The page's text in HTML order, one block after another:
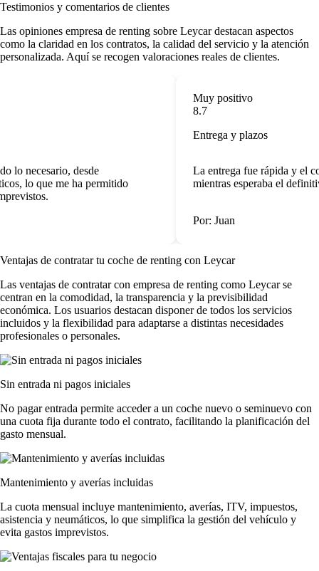
Testimonios y comentarios de clientes
Las opiniones empresa de renting sobre Leycar destacan aspectos
como la claridad en los contratos, la calidad del servicio y la atención
personalizada. Aquí se recogen valoraciones reales de clientes.
lo necesario, desde
lo que me ha permitido
Muy positivo
8.7
Entrega y plazos
La entrega fue rápida y el
mientras esperaba el
Por: Juan
Ventajas de contratar tu coche de renting con Leycar
Las ventajas de contratar con empresa de renting como Leycar se
centran en la comodidad, la transparencia y la previsibilidad
económica. Los usuarios destacan disponer de todos los servicios
incluidos y la flexibilidad para adaptarse a distintas necesidades
profesionales o personales.
Sin entrada ni pagos iniciales
No pagar entrada permite acceder a un coche nuevo o seminuevo con
una cuota fija durante todo el contrato, facilitando la planificación del
gasto mensual.
Mantenimiento y averías incluidas
La cuota mensual incluye mantenimiento, averías, ITV, impuestos,
asistencia y neumáticos, lo que simplifica la gestión del vehículo y
evita gastos imprevistos.